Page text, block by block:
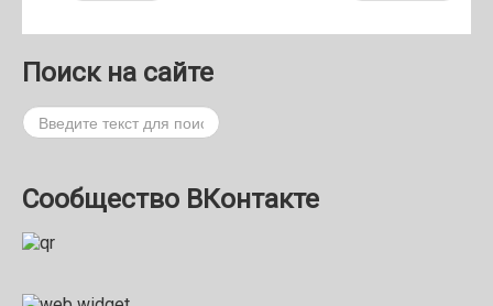
Поиск на сайте
Поиск
Сообщество ВКонтакте